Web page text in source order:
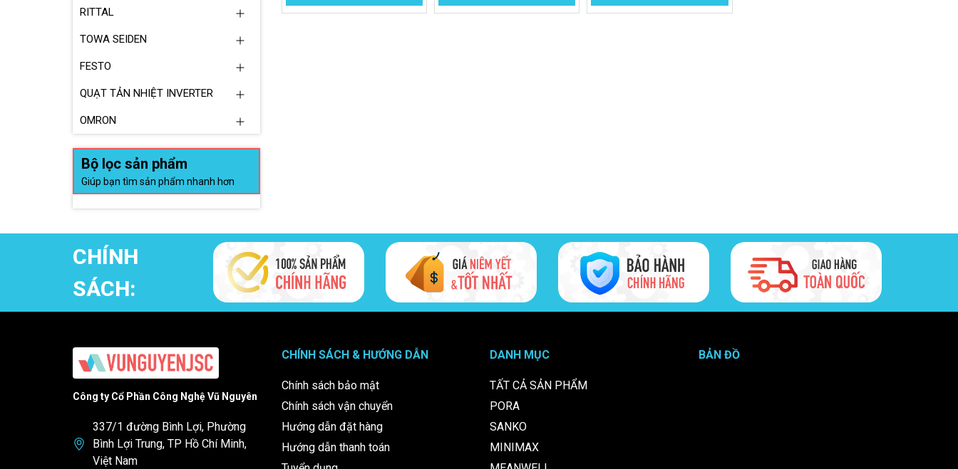
RITTAL
TOWA SEIDEN
FESTO
QUẠT TẢN NHIỆT INVERTER
OMRON
Bộ lọc sản phẩm
Giúp bạn tìm sản phẩm nhanh hơn
CHÍNH
SÁCH:
Công ty Cổ Phần Công Nghệ Vũ Nguyên
337/1 đường Bình Lợi, Phường
Bình Lợi Trung, TP Hồ Chí Minh,
Việt Nam
CHÍNH SÁCH & HƯỚNG DẪN
Chính sách bảo mật
Chính sách vận chuyển
Hướng dẫn đặt hàng
Hướng dẫn thanh toán
DANH MỤC
TẤT CẢ SẢN PHẨM
PORA
SANKO
MINIMAX
BẢN ĐỒ